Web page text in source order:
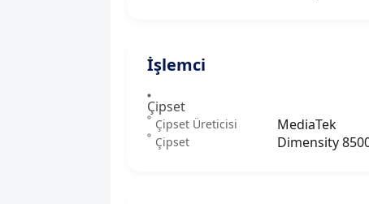
İşlemci
Çipset
Çipset Üreticisi MediaTek
Çipset Dimensity